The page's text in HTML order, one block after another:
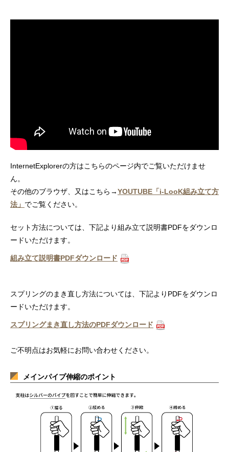
InternetExplorerの方はこちらのページ内でご覧いただけませ
ん。
その他のブラウザ、又はこちら→YOUTUBE「i-LooK組み立て方
法」 でご覧ください。
セット方法については、下記より組み立て説明書PDFをダウンロ
ードいただけます。
組み立て説明書PDFダウンロード
スプリングのまき直し方法については、下記よりPDFをダウンロ
ードいただけます。
スプリングまき直し方法のPDFダウンロード
ご不明点はお気軽にお問い合わせください。
メインパイプ伸縮のポイント